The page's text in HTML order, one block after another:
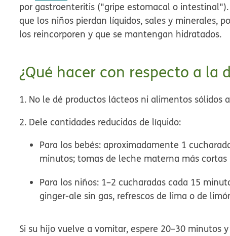
por gastroenteritis ("gripe estomacal o
que los niños pierdan líquidos, sales y minerales,
los reincorporen y que se mantengan hidratados.
¿Qué hacer con respecto a la
1. No le dé productos lácteos ni alimentos sólidos
2. Dele cantidades reducidas de líquido:
Para los bebés: aproximadamente 1
minutos; tomas de leche materna más
Para los niños: 1–2 cucharadas cada 15
ginger-ale sin gas, refrescos de lima o de
Si su hijo vuelve a vomitar, espere 20–30 minutos